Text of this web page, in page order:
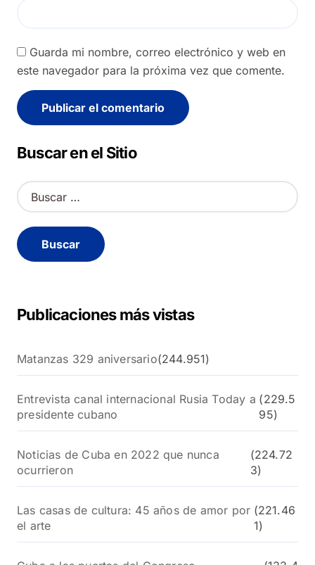
Guarda mi nombre, correo electrónico y web en
este navegador para la próxima vez que comente.
Alternative:
Buscar en el Sitio
B
u
c
a
Publicaciones más vistas
Matanzas 329 aniversario(244.951)
Entrevista canal internacional Rusia Today a
presidente cubano
(229.5
95)
Noticias de Cuba en 2022 que nunca
ocurrieron
(224.72
3)
Las casas de cultura: 45 años de amor por
el arte
(221.46
1)